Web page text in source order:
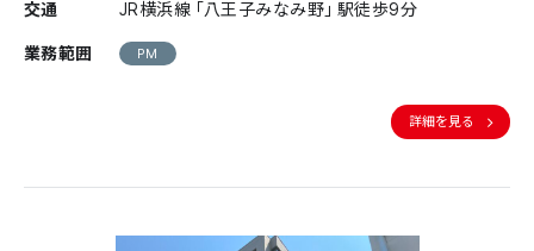
交通
JR横浜線「八王子みなみ野」駅徒歩9分
業務範囲
PM
詳細を見る